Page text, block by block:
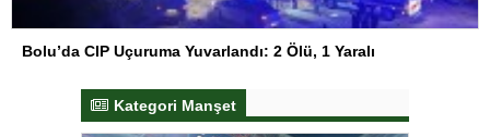
Bolu’da CIP Uçuruma Yuvarlandı: 2 Ölü, 1 Yaralı
Kategori Manşet